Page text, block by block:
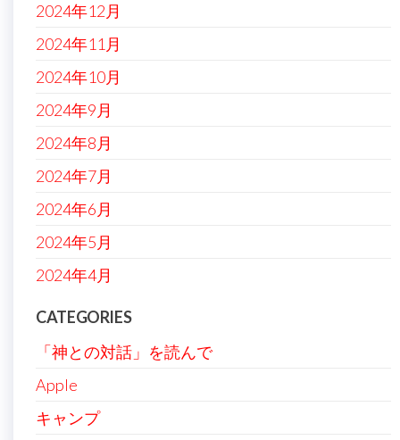
2024年12月
2024年11月
2024年10月
2024年9月
2024年8月
2024年7月
2024年6月
2024年5月
2024年4月
CATEGORIES
「神との対話」を読んで
Apple
キャンプ